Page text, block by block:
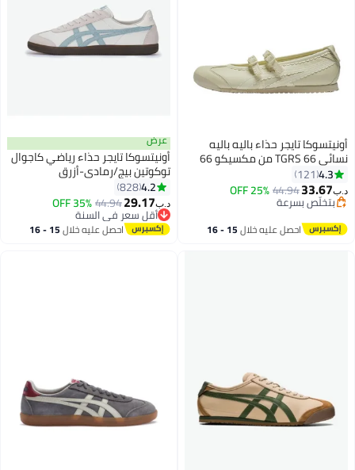
13
أونيتسوكا تايجر حذاء باليه باليه
نسائي 66 TGRS من مكسيكو 66
TGRS - بيج | حذاء ماري جين كاجوال
مريح وأنيق
4.3
121
د.ب‏33.67
44.94
25% OFF
بتخلّص بسرعة
بتخلّص بسرعة
احصل عليه خلال 15 - 16
20
عرض
أونيتسوكا تايجر حذاء رياضي كاجوال
توكوتين بيج/رمادي-أزرق
4.2
828
د.ب‏29.17
44.94
35% OFF
أقل سعر في السنة
أقل سعر في السنة
احصل عليه خلال 15 - 16